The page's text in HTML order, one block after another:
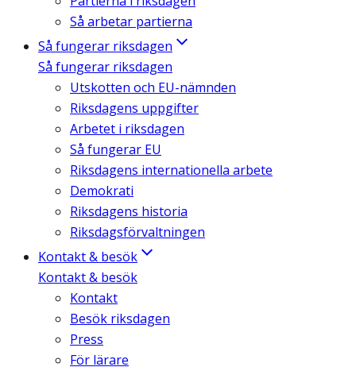
Så arbetar partierna
Så fungerar riksdagen
Så fungerar riksdagen
Utskotten och EU-nämnden
Riksdagens uppgifter
Arbetet i riksdagen
Så fungerar EU
Riksdagens internationella arbete
Demokrati
Riksdagens historia
Riksdagsförvaltningen
Kontakt & besök
Kontakt & besök
Kontakt
Besök riksdagen
Press
För lärare